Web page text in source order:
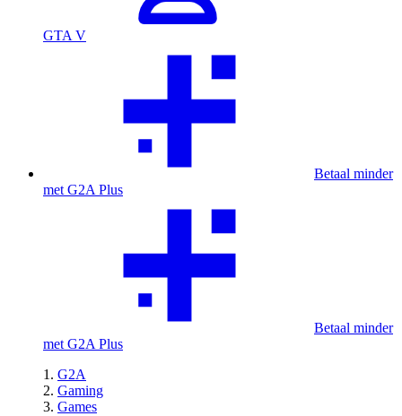
GTA V
Betaal minder
met G2A Plus
Betaal minder
met G2A Plus
G2A
Gaming
Games